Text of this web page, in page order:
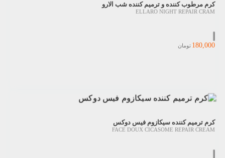
کرم مرطوب کننده و ترمیم کننده شب الارو
ELLARO NIGHT REPAIR CRAM
180,000 تومان
کرم ترمیم کننده سیکازوم فیس دوکس
FACE DOUX CICASOME REPAIR CREAM